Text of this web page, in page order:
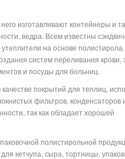
изготавливают контейнеры и
ведра. Всем известны
на основе
систем переливания крови,
и посуды для больниц.
покрытий для теплиц,
фильтров, конденсаторов
так как обладает хорошей
полистирольной
кетчупа, сыра, тортницы,